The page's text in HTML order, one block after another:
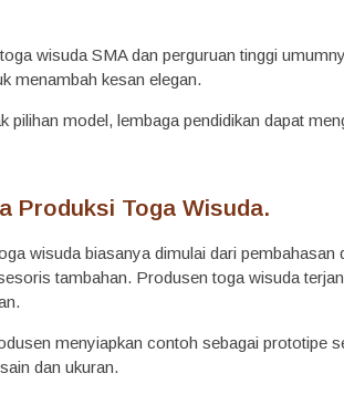
wisuda SMA dan perguruan tinggi
menambah kesan elegan.
pilihan model, lembaga pendidikan dapat
Produksi Toga Wisuda.
wisuda biasanya dimulai dari
tambahan. Produsen toga wisuda
menyiapkan contoh sebagai prototipe
dan ukuran.